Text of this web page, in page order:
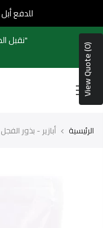
للدفع
"نقبل الطلب
الرئيسية أبازير - بذور الفجل - 200
View Quote (0)